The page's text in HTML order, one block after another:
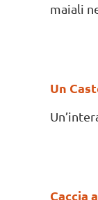
maiali
Un
Caccia